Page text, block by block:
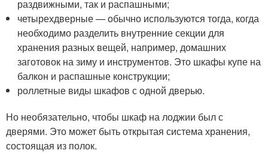
раздвижными, так и распашными;
четырехдверные — обычно используются тогда, когда
необходимо разделить внутренние секции для
хранения разных вещей, например, домашних
заготовок на зиму и инструментов. Это шкафы купе на
балкон и распашные конструкции;
роллетные виды шкафов с одной дверью.
Но необязательно, чтобы шкаф на лоджии был с
дверями. Это может быть открытая система хранения,
состоящая из полок.